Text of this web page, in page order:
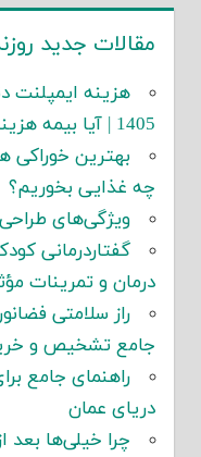
مقالات جدید
هزینه ایمپلنت
1405 | آیا بیمه هزینه ایمپلنت را می‌دهد؟
بهترین خوراکی
چه غذایی بخوریم؟
ویژگی‌های
گفتاردرمانی
درمان و تمرینات
راز سلامتی
جامع تشخیص و
راهنمای جامع
دریای عمان
چرا خیلی‌ها بعد